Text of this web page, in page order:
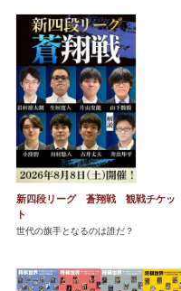
新四段リーグ 蒼翔戦 観戦チケッ
ト
世代の旗手となるのは誰だ？